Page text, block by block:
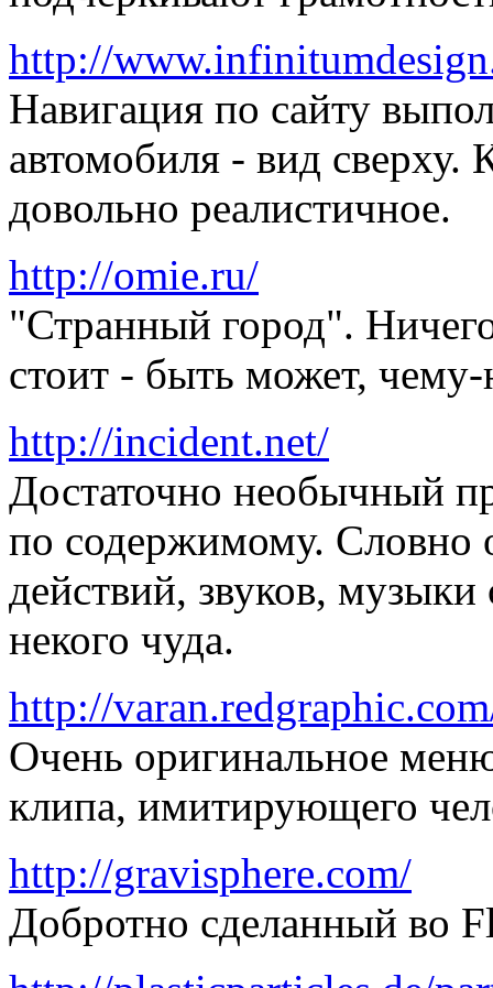
http://
Навигация по сайту
автомобиля - вид
довольно реалистичное.
http://omie.ru/
"Странный город".
стоит - быть может, чему-
http://incident.net/
Достаточно необычный
по содержимому. Словно
действий, звуков,
некого чуда.
http://
Очень оригинальное
клипа, имитирующего
http://gravisphere.com/
Добротно сделанный во